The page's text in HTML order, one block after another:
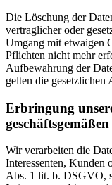
Die Löschung der
vertraglicher oder
Umgang mit etwaigen
Pflichten nicht mehr
Aufbewahrung der
gelten die
Erbringung
Wir verarbeiten die
Interessenten, Kunden
Abs. 1 lit. b. DSGVO,